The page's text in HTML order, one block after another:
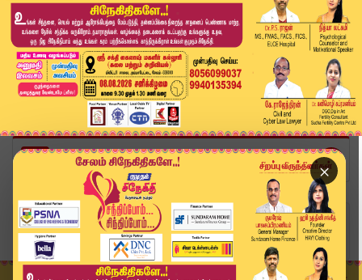
×
Home
தமிழ்நாடு
SIR குறித்து அச்சம் வேண்டாம்.. இந்திய தேர்தல் ஆ...